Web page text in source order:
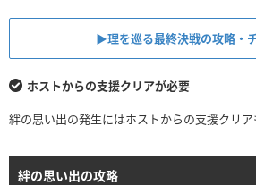
▶︎理を巡る最終決戦の攻略・
ホストからの支援クリアが必要
絆の思い出の発生にはホストからの支援クリア
絆の思い出の攻略